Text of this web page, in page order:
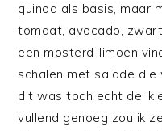
quinoa als basis, maar
tomaat, avocado,
een mosterd-limoen
schalen met salade die
dit was toch echt de
vullend genoeg zou ik